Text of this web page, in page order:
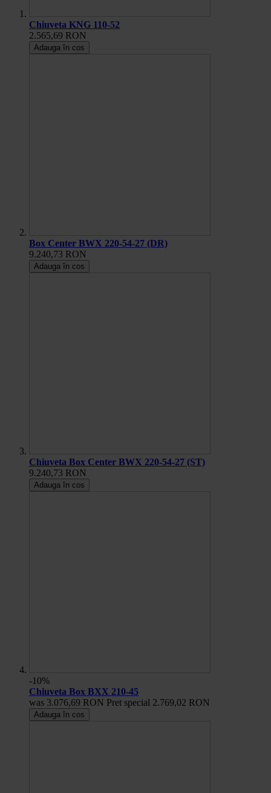
Chiuveta KNG 110-52
2.565,69 RON
Adauga în cos
Box Center BWX 220-54-27 (DR)
9.240,73 RON
Adauga în cos
Chiuveta Box Center BWX 220-54-27 (ST)
9.240,73 RON
Adauga în cos
-10%
Chiuveta Box BXX 210-45
was 3.076,69 RON Pret special 2.769,02 RON
Adauga în cos